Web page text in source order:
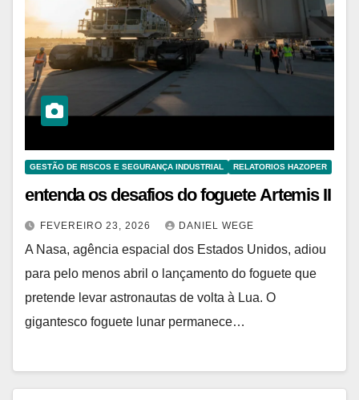
GESTÃO DE RISCOS E SEGURANÇA INDUSTRIAL RELATORIOS HAZOPER
entenda os desafios do foguete Artemis II
FEVEREIRO 23, 2026 DANIEL WEGE
A Nasa, agência espacial dos Estados Unidos, adiou
para pelo menos abril o lançamento do foguete que
pretende levar astronautas de volta à Lua. O
gigantesco foguete lunar permanece…